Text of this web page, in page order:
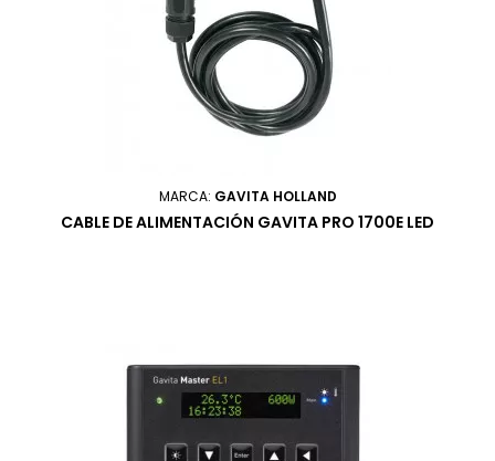
MARCA: GAVITA HOLLAND
CABLE DE ALIMENTACIÓN GAVITA PRO 1700E LED